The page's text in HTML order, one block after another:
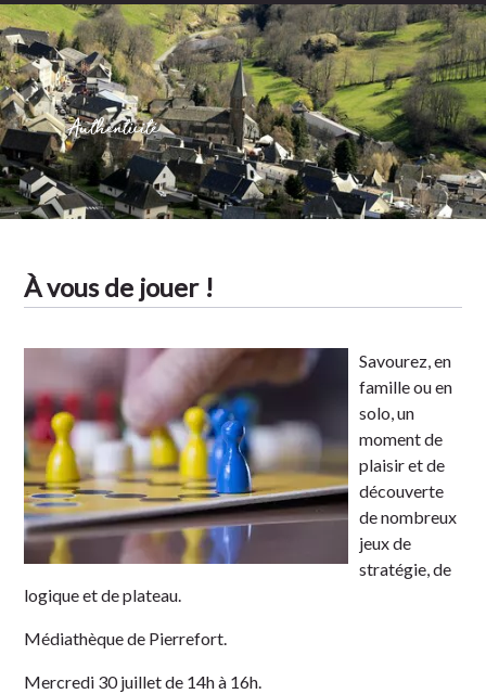
Authenticité
À vous de jouer !
Savourez, en
famille ou en
solo, un
moment de
plaisir et de
découverte
de nombreux
jeux de
stratégie, de
logique et de plateau.
Médiathèque de Pierrefort.
Mercredi 30 juillet de 14h à 16h.